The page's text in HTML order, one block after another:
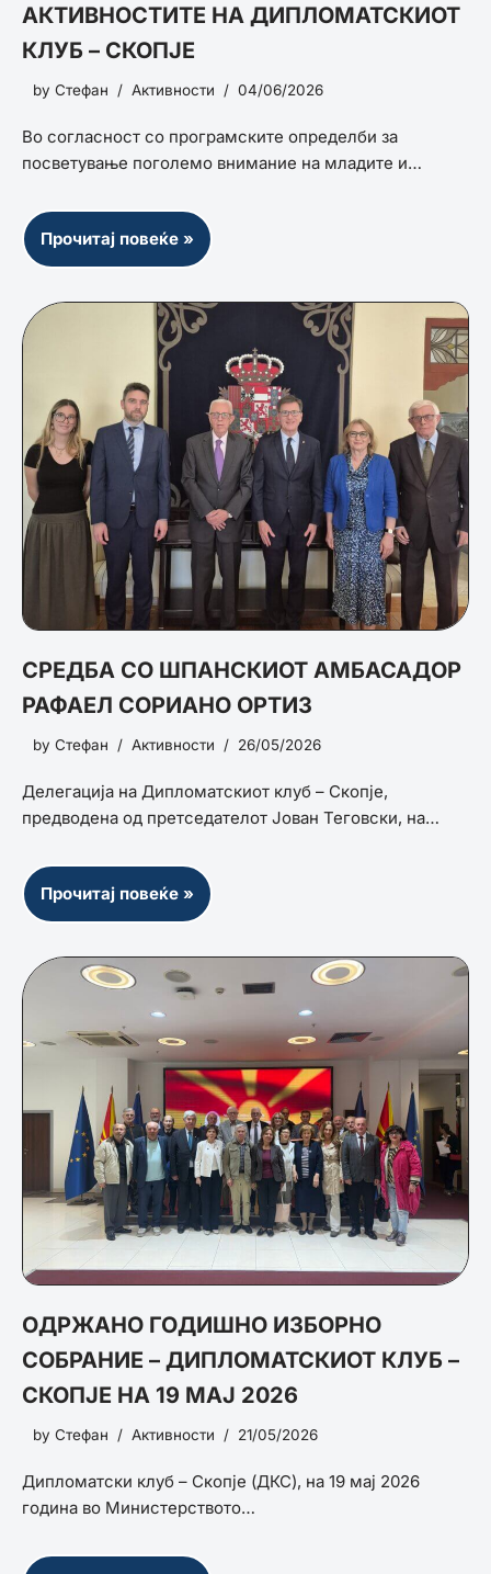
АКТИВНОСТИТЕ НА ДИПЛОМАТСКИОТ
КЛУБ – СКОПЈЕ
by Стефан Активности 04/06/2026
Во согласност со програмските определби за
посветување поголемо внимание на младите и…
Прочитај повеќе »
СРЕДБА СО ШПАНСКИОТ АМБАСАДОР
РАФАЕЛ СОРИАНО ОРТИЗ
by Стефан Активности 26/05/2026
Делегација на Дипломатскиот клуб – Скопје,
предводена од претседателот Јован Теговски, на…
Прочитај повеќе »
ОДРЖАНО ГОДИШНО ИЗБОРНО
СОБРАНИЕ – ДИПЛОМАТСКИОТ КЛУБ –
СКОПЈЕ НА 19 МАЈ 2026
by Стефан Активности 21/05/2026
Дипломатски клуб – Скопје (ДКС), на 19 мај 2026
година во Министерството…